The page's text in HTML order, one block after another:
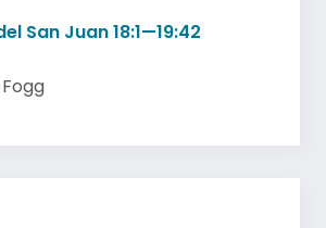
San Juan 18:1—19:42